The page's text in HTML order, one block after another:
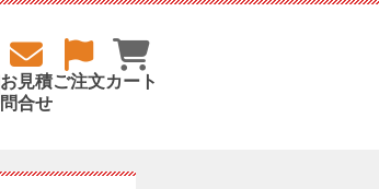
お見積
問合せ
ご注文カート